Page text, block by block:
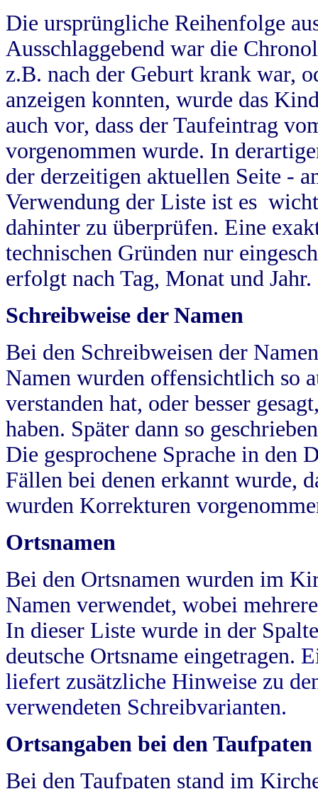
Die ursprüngliche Reihenfolge
Ausschlaggebend war die
z.B. nach der Geburt krank war,
anzeigen konnten, wurde das
auch vor, dass der Taufeintrag
vorgenommen wurde. In
der derzeitigen aktuellen Seite -
Verwendung der Liste ist es
dahinter zu überprüfen. Eine
technischen Gründen nur
erfolgt nach Tag, Monat und Jahr.
Schreibweise der Namen
Bei den Schreibweisen der
Namen wurden offensichtlich so
verstanden hat, oder besser
haben. Später dann so
Die gesprochene Sprache in
Fällen bei denen erkannt wurde,
wurden Korrekturen
Ortsnamen
Bei den Ortsnamen wurden im
Namen verwendet, wobei
In dieser Liste wurde in der
deutsche Ortsname eingetragen.
liefert zusätzliche Hinweise zu
verwendeten Schreibvarianten.
Ortsangaben bei den Taufpaten
Bei den Taufpaten stand im